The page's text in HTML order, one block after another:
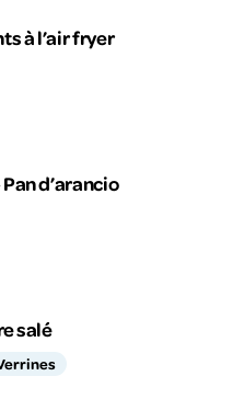
à l’air fryer
d’arancio
salé